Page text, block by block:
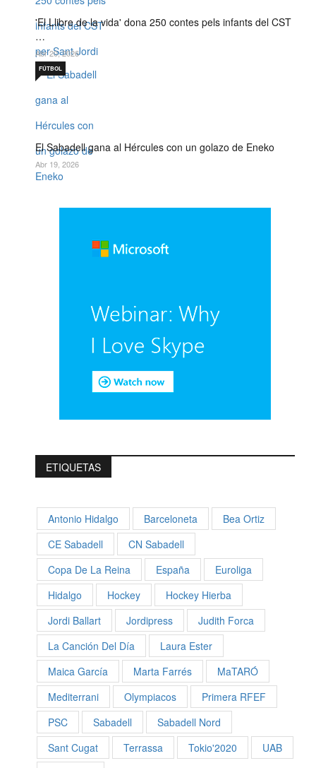
'El Llibre de la vida' dona 250 contes pels infants del CST
…
Abr 20, 2026
El Sabadell gana al Hércules con un golazo de Eneko
FÚTBOL
Abr 19, 2026
ETIQUETAS
Antonio Hidalgo Barceloneta
Bea Ortiz
CE Sabadell
CN Sabadell
Copa De La Reina
España
Euroliga
Hidalgo
Hockey
Hockey Hierba
Jordi Ballart
Jordipress
Judith Forca
La Canción Del Día
Laura Ester
Maica García
Marta Farrés
MaTARÓ
Mediterrani
Olympiacos
Primera RFEF
PSC
Sabadell
Sabadell Nord
Sant Cugat
Terrassa Tokio'2020
UAB